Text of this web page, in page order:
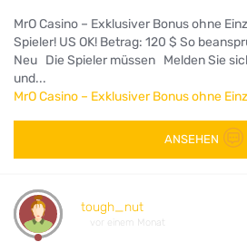
MrO Casino – Exklusiver Bonus ohne
Spieler! US OK! Betrag: 120 $ So
Neu Die Spieler müssen Melden Sie
und...
MrO Casino – Exklusiver Bonus ohne
ANSEHEN
tough_nut
vor einem Monat